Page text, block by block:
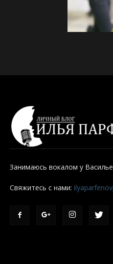
Занимаюсь вокалом у
Свяжитесь с нами: